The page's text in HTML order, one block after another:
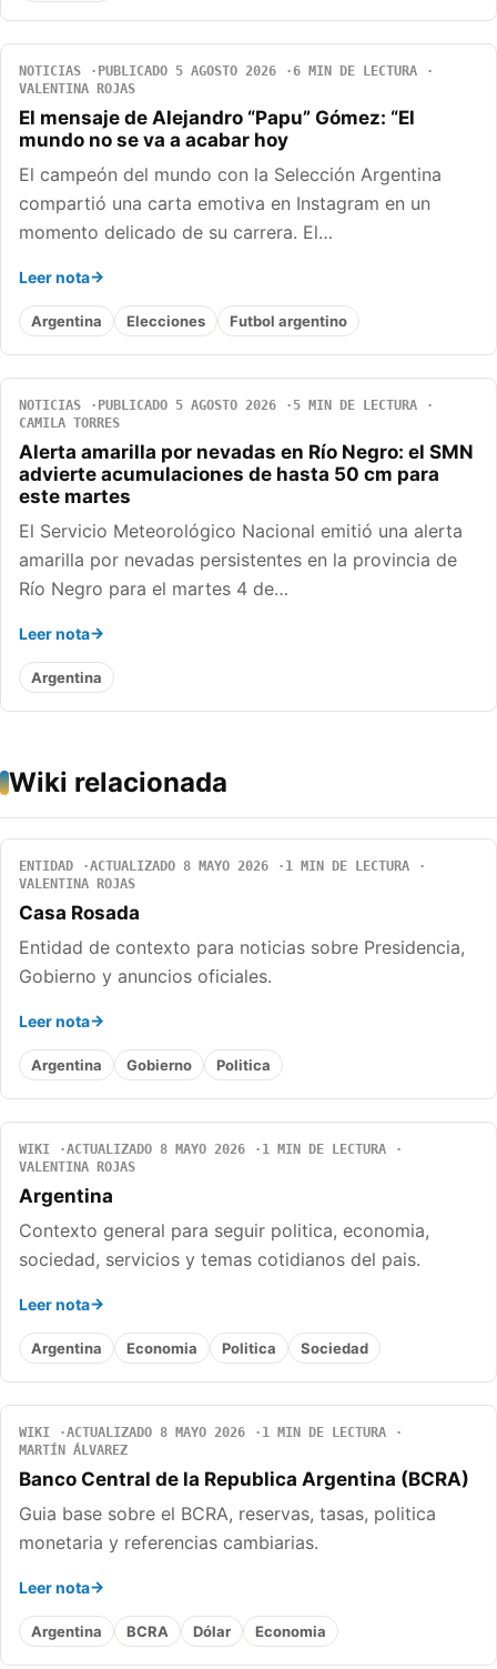
NOTICIAS PUBLICADO 5 AGOSTO 2026
6 MIN DE LECTURA
VALENTINA ROJAS
El mensaje de Alejandro “Papu” Gómez: “El
mundo no se va a acabar hoy
El campeón del mundo con la Selección Argentina
compartió una carta emotiva en Instagram en un
momento delicado de su carrera. El…
Leer nota
Argentina Elecciones Futbol argentino
NOTICIAS PUBLICADO 5 AGOSTO 2026
5 MIN DE LECTURA
CAMILA TORRES
Alerta amarilla por nevadas en Río Negro: el SMN
advierte acumulaciones de hasta 50 cm para
este martes
El Servicio Meteorológico Nacional emitió una alerta
amarilla por nevadas persistentes en la provincia de
Río Negro para el martes 4 de…
Leer nota
Argentina
Wiki relacionada
ENTIDAD ACTUALIZADO 8 MAYO 2026
1 MIN DE LECTURA
VALENTINA ROJAS
Casa Rosada
Entidad de contexto para noticias sobre Presidencia,
Gobierno y anuncios oficiales.
Leer nota
Argentina Gobierno Politica
WIKI ACTUALIZADO 8 MAYO 2026
1 MIN DE LECTURA
VALENTINA ROJAS
Argentina
Contexto general para seguir politica, economia,
sociedad, servicios y temas cotidianos del pais.
Leer nota
Argentina Economia Politica Sociedad
WIKI ACTUALIZADO 8 MAYO 2026
1 MIN DE LECTURA
MARTÍN ÁLVAREZ
Banco Central de la Republica Argentina (BCRA)
Guia base sobre el BCRA, reservas, tasas, politica
monetaria y referencias cambiarias.
Leer nota
Argentina BCRA Dólar Economia